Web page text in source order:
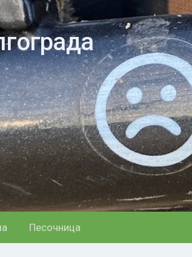
Песочница